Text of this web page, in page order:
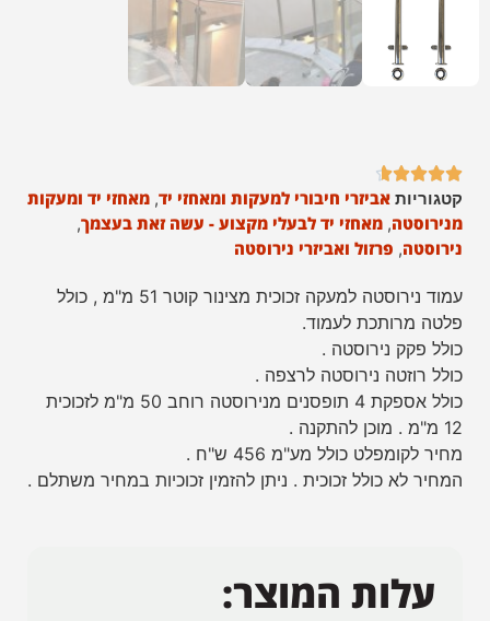





קטגוריות אביזרי חיבורי למעקות ומאחזי יד, מאחזי יד ומעקות
מנירוסטה, מאחזי יד לבעלי מקצוע - עשה זאת בעצמך,
נירוסטה, פרזול ואביזרי נירוסטה
עמוד נירוסטה למעקה זכוכית מצינור קוטר 51 מ"מ , כולל
פלטה מרותכת לעמוד.
כולל פקק נירוסטה .
כולל רוזטה נירוסטה לרצפה .
כולל אספקת 4 תופסנים מנירוסטה רוחב 50 מ"מ לזכוכית
12 מ"מ . מוכן להתקנה .
מחיר לקומפלט כולל מע"מ 456 ש"ח .
המחיר לא כולל זכוכית . ניתן להזמין זכוכיות במחיר משתלם .
עלות המוצר: